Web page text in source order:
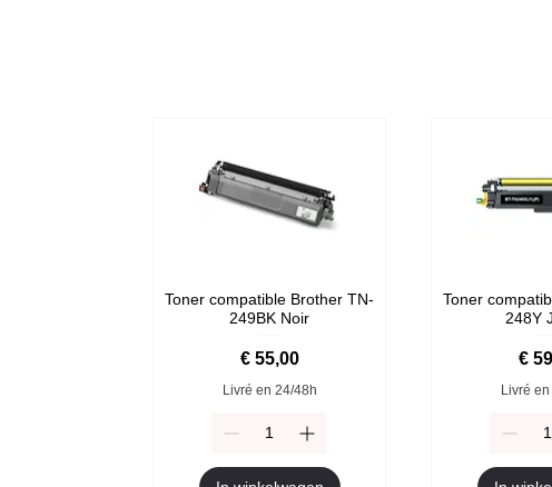
Toner compatible Brother TN-
249BK Noir
Prijs
€ 55,00
Livré en 24/48h
Toner
248Y
Prijs
€
Livré